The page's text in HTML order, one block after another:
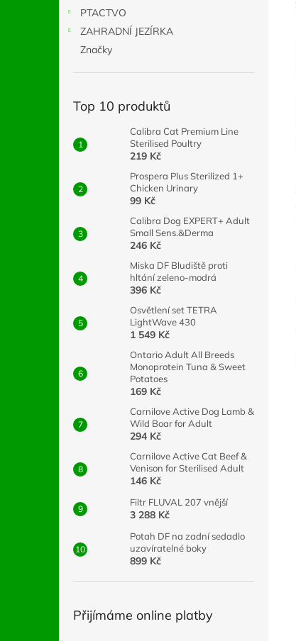
PTACTVO
ZAHRADNÍ JEZÍRKA
Značky
Top 10 produktů
Calibra Cat Premium Line
Sterilised Poultry
219 Kč
Prospera Plus Sterilized 1+
Chicken Urinary
99 Kč
Calibra Dog EXPERT+ Adult
Small Sens.&Derma
246 Kč
Miska DF Bludiště proti
hltání zeleno-modrá
396 Kč
Osvětlení set TETRA
LightWave 430
1 549 Kč
Ontario Adult All Breeds
Monoprotein Tuna & Sweet
Potatoes
169 Kč
Carnilove Active Dog Lamb &
Wild Boar for Adult
294 Kč
Carnilove Active Cat Beef &
Venison for Sterilised Adult
146 Kč
Filtr FLUVAL 207 vnější
3 288 Kč
Potah DF na zadní sedadlo
uzavíratelné boky
899 Kč
Přijímáme online platby